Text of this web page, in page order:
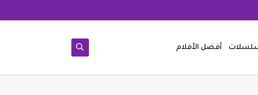
أفضل الأفلام